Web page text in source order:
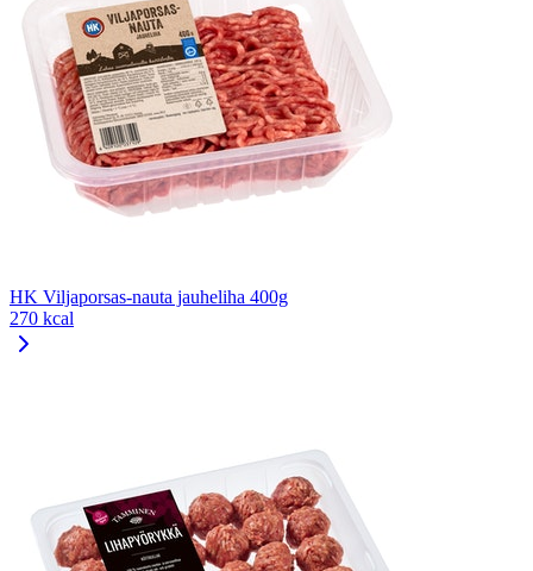
HK Viljaporsas-nauta jauheliha 400g
270 kcal